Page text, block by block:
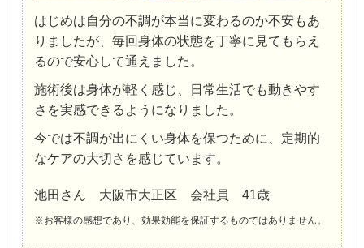
はじめは自分の不調が本当に変わるのか不安もあ
りましたが、毎回身体の状態を丁寧に見てもらえ
るので安心して通えました。
施術後は身体が軽く感じ、日常生活でも動きやす
さを実感できるようになりました。
今では不調が出にくい身体を保つために、定期的
なケアの大切さを感じています。
池田さん 大阪市大正区 会社員 41歳
※お客様の感想であり、効果効能を保証するものではありません。